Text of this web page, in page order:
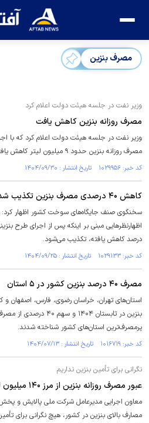
مصرف بنزین
وزیر نفت در جلسه هیئت دولت اعلام کرد
مصرف روزانه بنزین کاهش یافت
وزیر نفت در جلسه هیئت دولت اعلام کرد که با
مصرف روزانه بنزین حدود ۹ میلیون لیتر کاهش یافته است.
کد خبر: ۱۰۲۹۹۵۶ تاریخ انتشار : ۱۴۰۴/۰۹/۳۰
کاهش ۴۰ درصدی مصرف بنزین تکذیب شد
سخنگوی صنف جایگاه‌های سوخت کشور اظهار کرد:
درصد کاهش یافته، تکذیب می‌شود.
کد خبر: ۱۰۲۹۱۳۳ تاریخ انتشار : ۱۴۰۴/۰۹/۲۵
مصرف ۴۰ درصد بنزین کشور در ۵ استان
بنزین در تابستان ۱۴۰۴ و
پرمصرف‌ترین استان‌های کشور شناخته شدند.
کد خبر: ۱۰۱۶۷۱۹ تاریخ انتشار : ۱۴۰۴/۰۷/۱۳
نگرانی برای تأمین بنزین نداریم
عبور مصرف روزانه بنزین از مرز ۱۴۰ میلیون لیتری
معاون اجرایی مدیرعامل شرکت ملی پالایش و پخش
مصارف بالای بنزین در کشور، هیچ نگرانی برای